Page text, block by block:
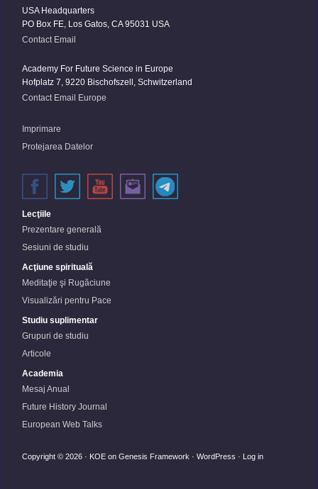
USA Headquarters
PO Box FE, Los Gatos, CA 95031 USA
Contact Email
Academy For Future Science in Europe
Hofplatz 7, 9220 Bischofszell, Schwitzerland
Contact Email Europe
Imprimare
Protejarea Datelor
Lecţiile
Prezentare generală
Sesiuni de studiu
Acţiune spirituală
Meditaţie şi Rugăciune
Visualizări pentru Pace
Studiu suplimentar
Grupuri de studiu
Articole
Academia
Mesaj Anual
Future History Journal
European Web Talks
Copyright © 2026 · KOE on Genesis Framework · WordPress · Log in